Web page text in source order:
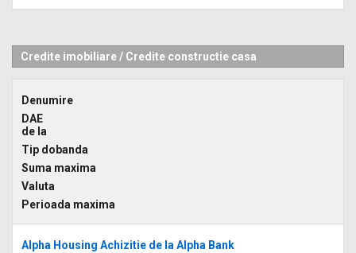
Credite imobiliare/ Credite constructie casa
Denumire
DAE
de la
Tip dobanda
Suma maxima
Valuta
Perioada maxima
Alpha Housing Achizitie de la Alpha Bank